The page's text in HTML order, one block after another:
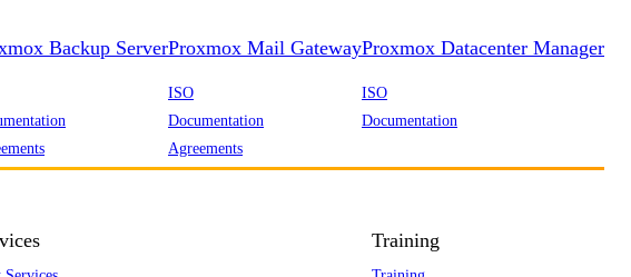
Backup ServerProxmox Mail Gateway
ISO
Documentation
Agreements
Proxmox Datacenter Manager
ISO
Documentation
Training